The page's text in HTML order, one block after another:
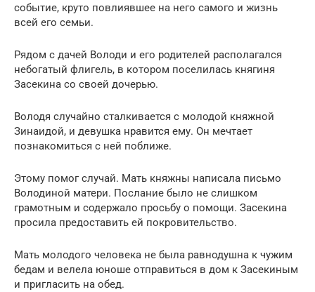
событие, круто повлиявшее на него самого и жизнь
всей его семьи.
Рядом с дачей Володи и его родителей располагался
небогатый флигель, в котором поселилась княгиня
Засекина со своей дочерью.
Володя случайно сталкивается с молодой княжной
Зинаидой, и девушка нравится ему. Он мечтает
познакомиться с ней поближе.
Этому помог случай. Мать княжны написала письмо
Володиной матери. Послание было не слишком
грамотным и содержало просьбу о помощи. Засекина
просила предоставить ей покровительство.
Мать молодого человека не была равнодушна к чужим
бедам и велела юноше отправиться в дом к Засекиным
и пригласить на обед.